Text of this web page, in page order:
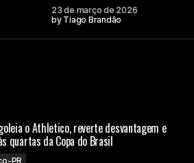
23 de março de 2026
by Tiago Brandão
o Athletico, reverte desvantagem e
quartas da Copa do Brasil
PR